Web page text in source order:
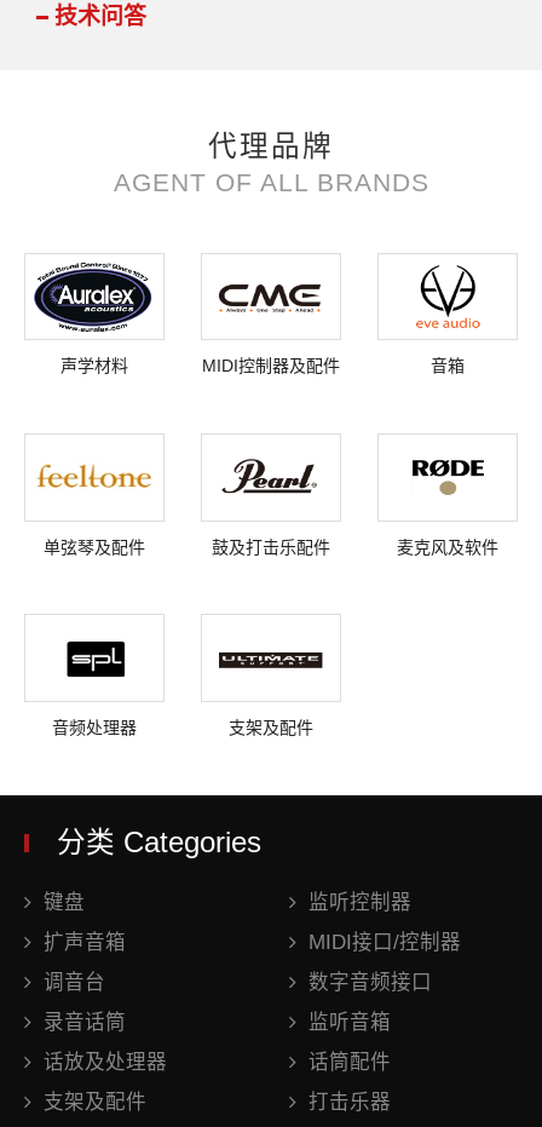
技术问答
代理品牌
AGENT OF ALL BRANDS
声学材料 MIDI控制器及配件 音箱
单弦琴及配件 鼓及打击乐配件 麦克风及软件
音频处理器 支架及配件
分类 Categories
键盘
监听控制器
扩声音箱
MIDI接口/控制器
调音台
数字音频接口
录音话筒
监听音箱
话放及处理器
话筒配件
支架及配件
打击乐器